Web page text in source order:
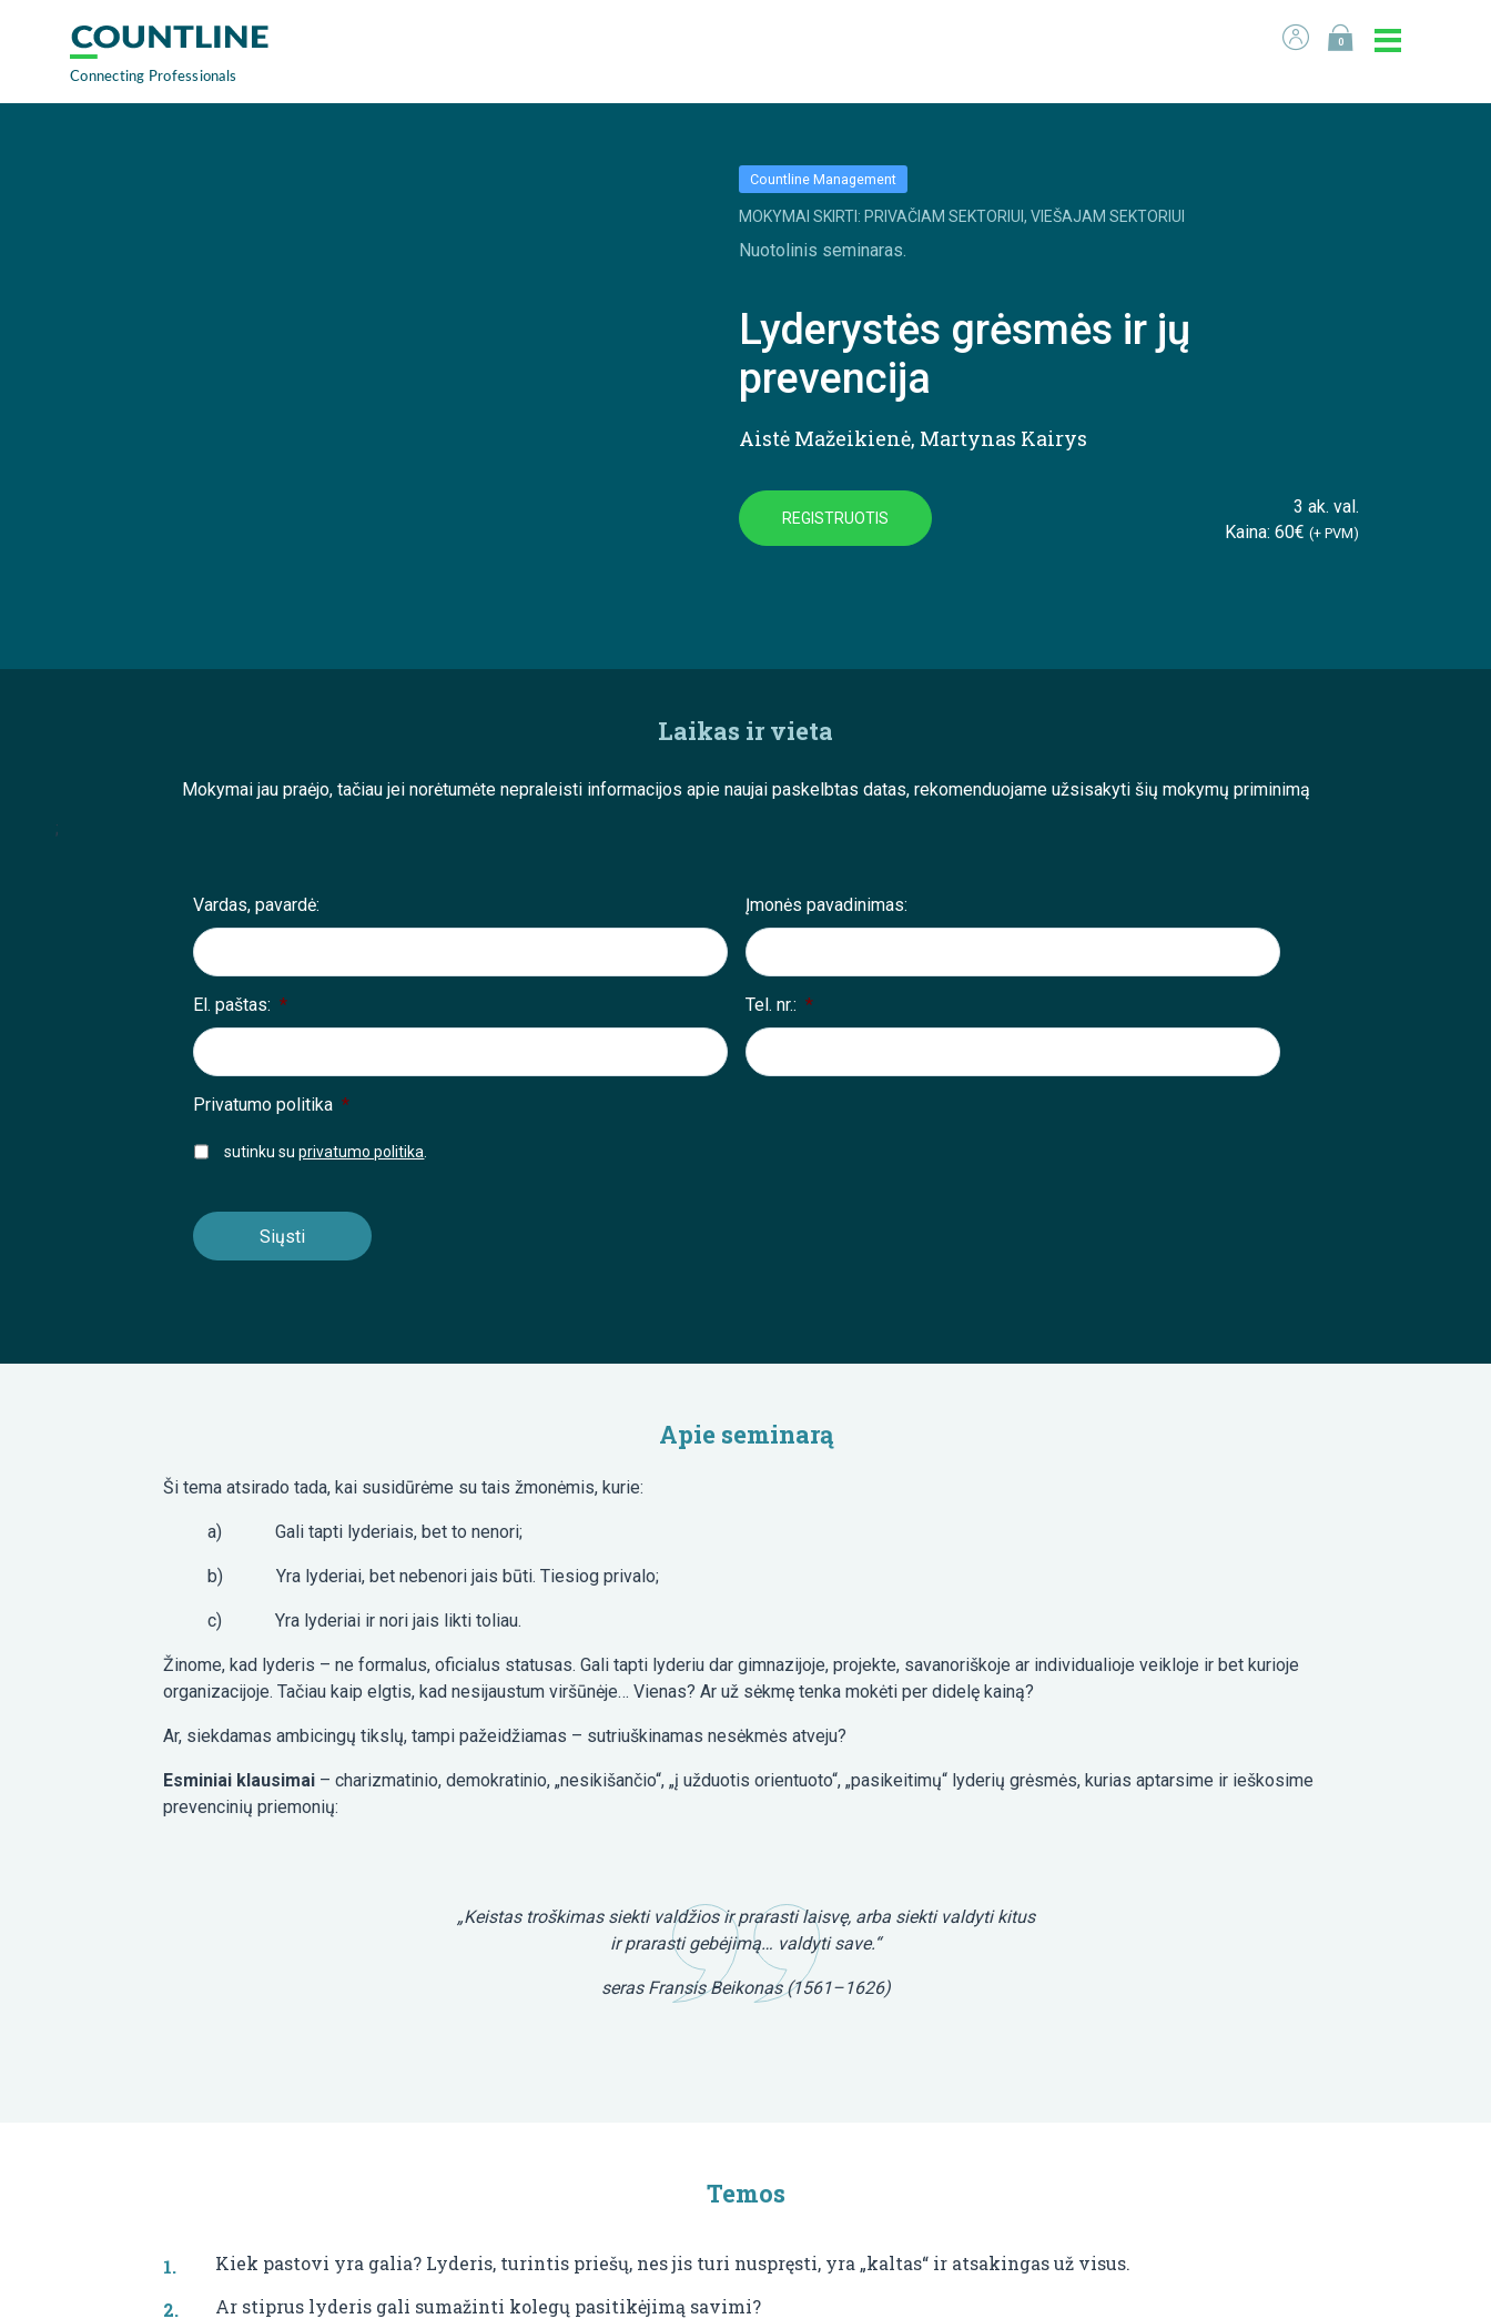
0
Countline Management
MOKYMAI SKIRTI: PRIVAČIAM SEKTORIUI, VIEŠAJAM SEKTORIUI
Nuotolinis seminaras.
Lyderystės grėsmės ir jų
prevencija
Aistė Mažeikienė, Martynas Kairys
REGISTRUOTIS
3 ak. val.
Kaina: 60€ (+ PVM)
Laikas ir vieta
Mokymai jau praėjo, tačiau jei norėtumėte nepraleisti informacijos apie naujai paskelbtas datas, rekomenduojame užsisakyti šių mokymų priminimą
;
Vardas, pavardė: Įmonės pavadinimas:
El. paštas: * Tel. nr.: *
Privatumo politika *
sutinku suprivatumo politika
Apie seminarą
Ši tema atsirado tada, kai susidūrėme su tais žmonėmis, kurie:
a) Gali tapti lyderiais, bet to nenori;
b) Yra lyderiai, bet nebenori jais būti. Tiesiog privalo;
c) Yra lyderiai ir nori jais likti toliau.
Žinome, kad lyderis – ne formalus, oficialus statusas. Gali tapti lyderiu dar gimnazijoje, projekte, savanoriškoje ar individualioje veikloje ir bet kurioje
organizacijoje. Tačiau kaip elgtis, kad nesijaustum viršūnėje… Vienas? Ar už sėkmę tenka mokėti per didelę kainą?
Ar, siekdamas ambicingų tikslų, tampi pažeidžiamas – sutriuškinamas nesėkmės atveju?
Esminiai klausimai – charizmatinio, demokratinio, „nesikišančio“, „į užduotis orientuoto“, „pasikeitimų“ lyderių grėsmės, kurias aptarsime ir ieškosime
prevencinių priemonių:
„Keistas troškimas siekti valdžios ir prarasti laisvę, arba siekti valdyti kitus
ir prarasti gebėjimą… valdyti save.“
seras Fransis Beikonas (1561–1626)
Temos
Kiek pastovi yra galia? Lyderis, turintis priešų, nes jis turi nuspręsti, yra „kaltas“ ir atsakingas už visus.
Ar stiprus lyderis gali sumažinti kolegų pasitikėjimą savimi?